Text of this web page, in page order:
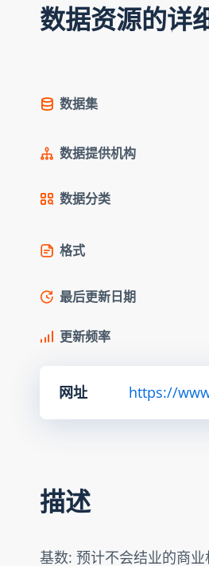
数据资源的详
数据集
数据提供机构
数据分类
格式
最后更新日期
更新频率
网址 https://
描述
基数: 预计不会结业的商业